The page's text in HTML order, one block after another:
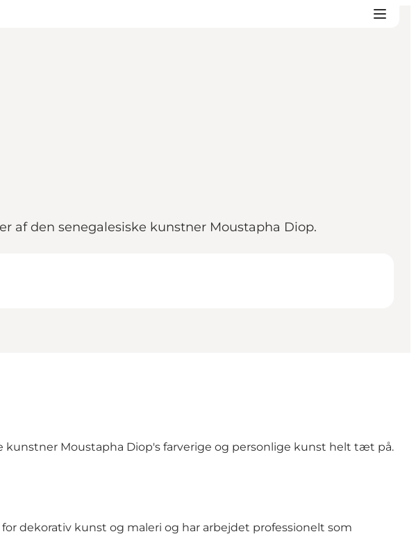
af den senegalesiske kunstner Moustapha Diop.
kunstner Moustapha Diop's farverige og personlige kunst helt tæt på.
dekorativ kunst og maleri og har arbejdet professionelt som